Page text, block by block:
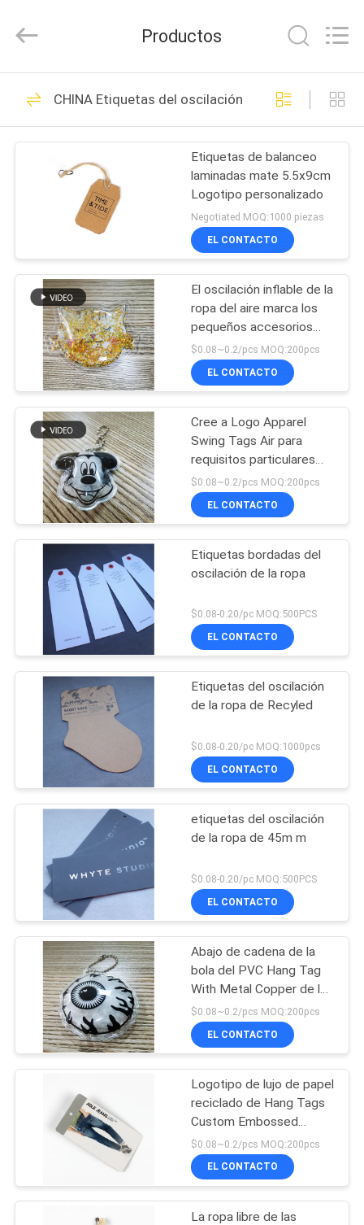
HOGAR
PRODUCTOS
NOSOTROS
VIAJE
FÁBRICA
CONTROL
CALIDAD
ÉNTRENOS
EN
CONTACTO
UNA
CITA
MAPA
DEL
SITIO
PRIVACY
POLICY
Garment
Accessories
Rights
La ropa marca
etiquetas con
etiqueta
38
Etiquetas de la ropa
de la impresión de
la pantalla
37
Etiquetas de goma
de la ropa
Etiquetas de la
transferencia de
calor del silicón
100
etiqueta de
transferencia de
calor tpu
33
Remiendos de
encargo de la ropa
Remiendos del
cuero repujado
Productos
CHINA Etiquetas del oscilación de la ropa
Etiquetas de balanceo
laminadas mate 5.5x9cm
Logotipo personalizado
Negotiated MOQ:1000 piezas
EL CONTACTO
El oscilación inflable de la
ropa del aire marca los
pequeños accesorios
con etiqueta para la
chaqueta del plumón
$0.08~0.2/pcs MOQ:200pcs
EL CONTACTO
Cree a Logo Apparel
Swing Tags Air para
requisitos particulares
inflable abajo de pluma
$0.08~0.2/pcs MOQ:200pcs
EL CONTACTO
Etiquetas bordadas del
oscilación de la ropa
$0.08-0.20/pc MOQ:500PCS
EL CONTACTO
Etiquetas del oscilación
de la ropa de Recyled
$0.08-0.20/pc MOQ:1000pcs
EL CONTACTO
etiquetas del oscilación
de la ropa de 45m m
$0.08-0.20/pc MOQ:500PCS
EL CONTACTO
Abajo de cadena de la
bola del PVC Hang Tag
With Metal Copper de la
pluma de la chaqueta
$0.08~0.2/pcs MOQ:200pcs
EL CONTACTO
Logotipo de lujo de papel
reciclado de Hang Tags
Custom Embossed
Name de la ropa de la
impresión de la hoja
$0.08~0.2/pcs MOQ:200pcs
EL CONTACTO
La ropa libre de las